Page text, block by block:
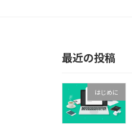
最近の投稿
はじめに